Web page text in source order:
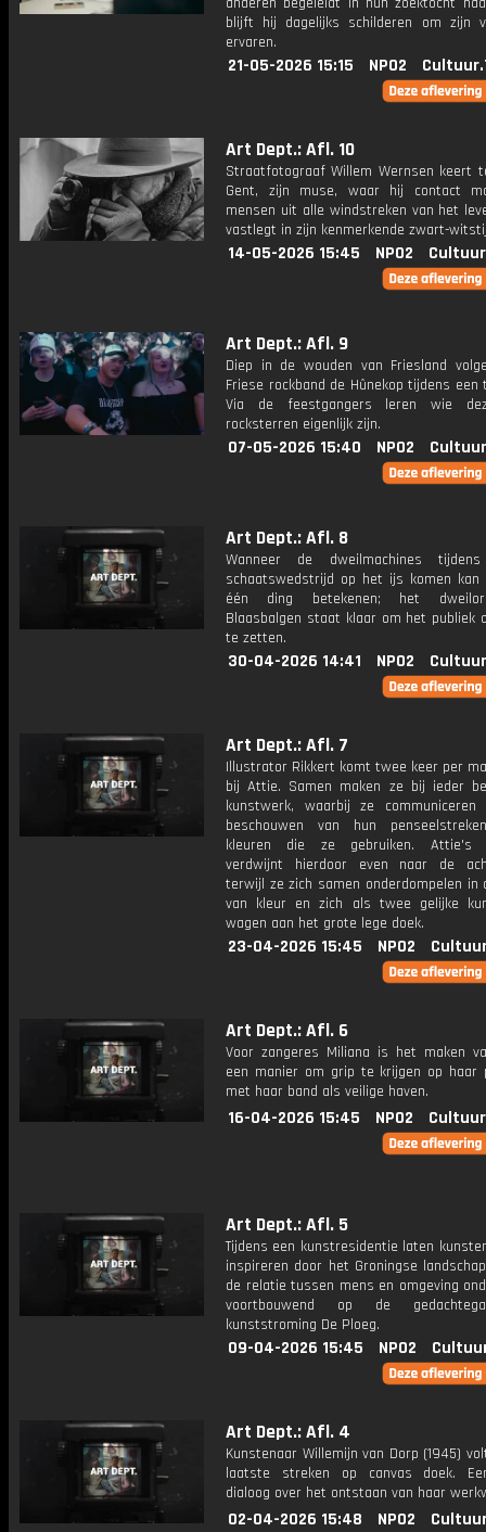
blijft hij dagelijks schilderen om zijn
ervaren.
21-05-2026 15:15 NPO2
Art Dept.: Afl. 10
Straatfotograaf Willem Wernsen keert
Gent, zijn muse, waar hij contact
mensen uit alle windstreken van het
vastlegt in zijn kenmerkende zwart-
14-05-2026 15:45 NPO2
Art Dept.: Afl. 9
Diep in de wouden van Friesland
Friese rockband de Hûnekop tijdens
Via de feestgangers leren wie
rocksterren eigenlijk zijn.
07-05-2026 15:40 NPO2
Art Dept.: Afl. 8
Wanneer de dweilmachines
schaatswedstrijd op het ijs komen
één ding betekenen; het
Blaasbalgen staat klaar om het publiek
te zetten.
30-04-2026 14:41 NPO2
Art Dept.: Afl. 7
Illustrator Rikkert komt twee keer per
bij Attie. Samen maken ze bij ieder
kunstwerk, waarbij ze
beschouwen van hun
kleuren die ze gebruiken. Attie's
verdwijnt hierdoor even naar de
terwijl ze zich samen onderdompelen in
van kleur en zich als twee gelijke
wagen aan het grote lege doek.
23-04-2026 15:45 NPO2
Art Dept.: Afl. 6
Voor zangeres Miliana is het maken
een manier om grip te krijgen op haar
met haar band als veilige haven.
16-04-2026 15:45 NPO2
Art Dept.: Afl. 5
Tijdens een kunstresidentie laten
inspireren door het Groningse
de relatie tussen mens en omgeving
voortbouwend op de
kunststroming De Ploeg.
09-04-2026 15:45 NPO2
Art Dept.: Afl. 4
Kunstenaar Willemijn van Dorp (1945)
laatste streken op canvas doek.
dialoog over het ontstaan van haar
02-04-2026 15:48 NPO2